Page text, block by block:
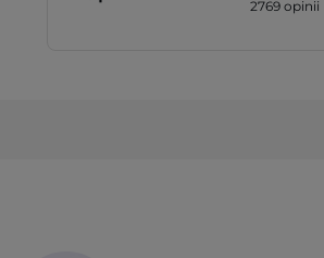
2769opinii